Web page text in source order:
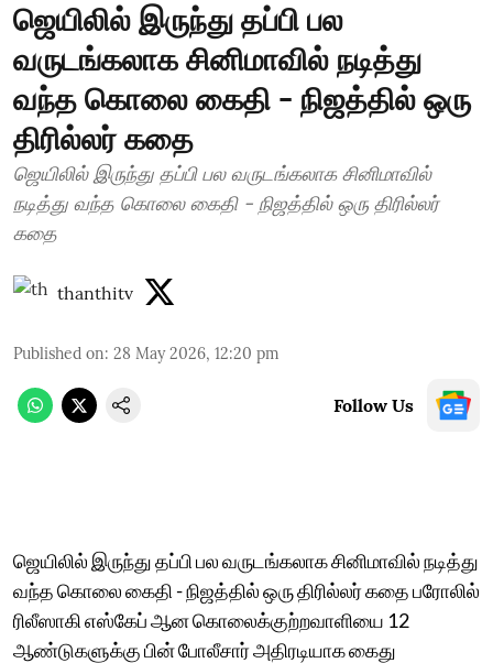
ஜெயிலில் இருந்து தப்பி பல
வருடங்கலாக சினிமாவில் நடித்து
வந்த கொலை கைதி - நிஜத்தில் ஒரு
திரில்லர் கதை
ஜெயிலில் இருந்து தப்பி பல வருடங்கலாக சினிமாவில்
நடித்து வந்த கொலை கைதி - நிஜத்தில் ஒரு திரில்லர்
கதை
thanthitv
Published on: 28 May 2026, 12:20 pm
Follow Us
ஜெயிலில் இருந்து தப்பி பல வருடங்கலாக சினிமாவில் நடித்து
வந்த கொலை கைதி - நிஜத்தில் ஒரு திரில்லர் கதை பரோலில்
ரிலீஸாகி எஸ்கேப் ஆன கொலைக்குற்றவாளியை 12
ஆண்டுகளுக்கு பின் போலீசார் அதிரடியாக கைது